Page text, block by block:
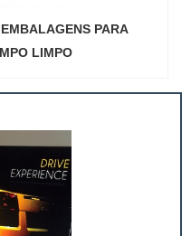
PARA
LIMPO